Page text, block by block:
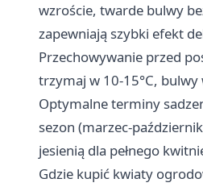
wzroście, twarde bulwy
zapewniają szybki efekt
Przechowywanie przed
trzymaj w 10-15°C,
Optymalne terminy
sezon (marzec-
jesienią dla pełnego
Gdzie kupić kwiaty